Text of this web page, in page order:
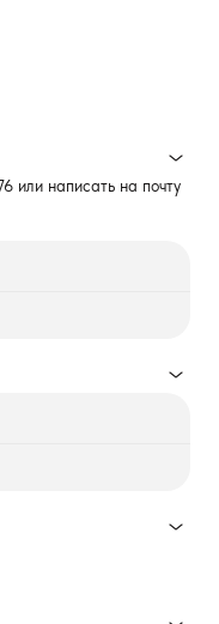
или написать на почту